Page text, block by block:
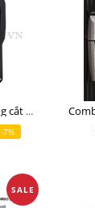
COMBO 2C USA l Tông cắt Senior + Tông cắt Magic clip
-7%
SALE